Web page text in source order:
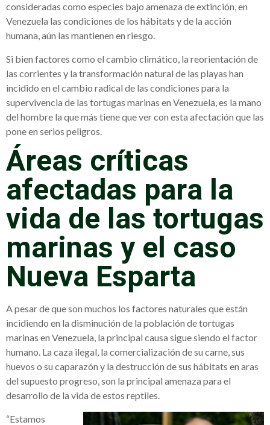
consideradas como especies bajo amenaza de extinción, en
Venezuela las condiciones de los hábitats y de la acción
humana, aún las mantienen en riesgo.
Si bien factores como el cambio climático, la reorientación de
las corrientes y la transformación natural de las playas han
incidido en el cambio radical de las condiciones para la
supervivencia de las tortugas marinas en Venezuela, es la mano
del hombre la que más tiene que ver con esta afectación que las
pone en serios peligros.
Áreas críticas
afectadas para la
vida de las tortugas
marinas y el caso
Nueva Esparta
A pesar de que son muchos los factores naturales que están
incidiendo en la disminución de la población de tortugas
marinas en Venezuela, la principal causa sigue siendo el factor
humano. La caza ilegal, la comercialización de su carne, sus
huevos o su caparazón y la destrucción de sus hábitats en aras
del supuesto progreso, son la principal amenaza para el
desarrollo de la vida de estos reptiles.
“Estamos